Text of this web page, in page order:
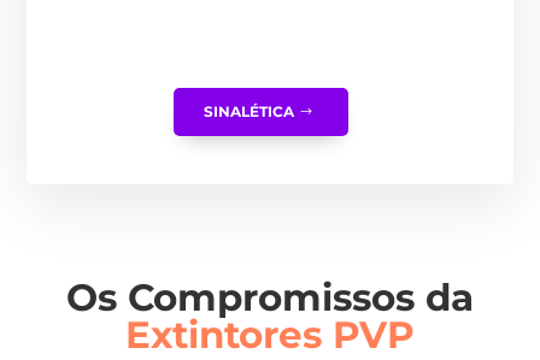
SINALÉTICA
Os Compromissos da
Extintores PVP